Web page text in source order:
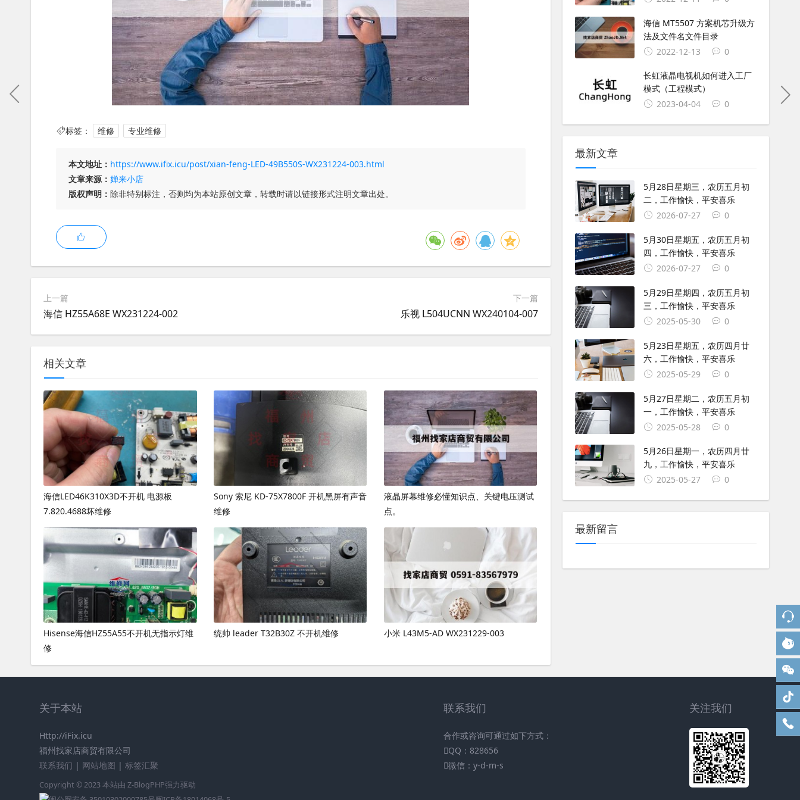
标签： 维修 专业维修
本文地址： https://www.ifix.icu/post/xian-feng-LED-49B550S-WX231224-003.html
文章来源： 婵来小店
版权声明： 除非特别标注，否则均为本站原创文章，转载时请以链接形式注明文章出处。
上一篇
海信 HZ55A68E WX231224-002
下一篇
乐视 L504UCNN WX240104-007
相关文章
海信LED46K310X3D不开机 电源板
7.820.4688坏维修
Sony 索尼 KD-75X7800F 开机黑屏有声音
维修
液晶屏幕维修必懂知识点、关键电压测试
点。
Hisense海信HZ55A55不开机无指示灯维
修
统帅 leader T32B30Z 不开机维修 小米 L43M5-AD WX231229-003
海信 MT5507 方案机芯升级方
法及文件名文件目录
2022-12-13
0
长虹液晶电视机如何进入工厂
模式（工程模式）
2023-04-04
0
最新文章
5月28日星期三，农历五月初
二，工作愉快，平安喜乐
2026-07-27
0
5月30日星期五，农历五月初
四，工作愉快，平安喜乐
2026-07-27
0
5月29日星期四，农历五月初
三，工作愉快，平安喜乐
2025-05-30
0
5月23日星期五，农历四月廿
六，工作愉快，平安喜乐
2025-05-29
0
5月27日星期二，农历五月初
一，工作愉快，平安喜乐
2025-05-28
0
5月26日星期一，农历四月廿
九，工作愉快，平安喜乐
2025-05-27
0
最新留言
关于本站
Http://iFix.icu
福州找家店商贸有限公司
联系我们 | 网站地图 | 标签汇聚
Copyright © 2023 本站由 Z-BlogPHP强力驱动
联系我们
合作或咨询可通过如下方式：
QQ：828656
微信：y-d-m-s
关注我们